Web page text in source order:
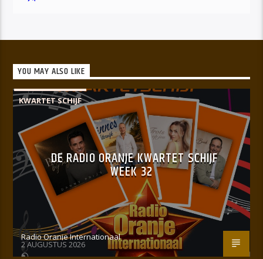
YOU MAY ALSO LIKE
KWARTET SCHIJF
DE RADIO ORANJE KWARTET SCHIJF
WEEK 32
Radio Oranje Internationaal
2 AUGUSTUS 2026